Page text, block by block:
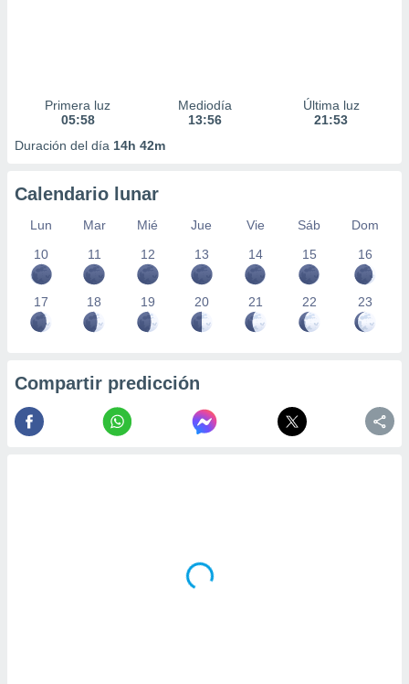
Primera luz
05:58
Mediodía
13:56
Última luz
21:53
Duración del día 14h 42m
Calendario lunar
Lun Mar Mié Jue Vie Sáb
Dom
10
11 12 13 14 15 16
17 18 19 20 21 22 23
Compartir predicción